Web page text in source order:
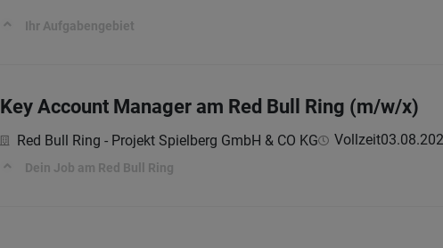
Ihr Aufgabengebiet
Key Account Manager am Red Bull Ring (m/w/x)
Red Bull Ring - Projekt Spielberg GmbH & CO KG Vollzeit
Dein Job am Red Bull Ring